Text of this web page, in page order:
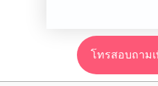
โทรสอบถามเ